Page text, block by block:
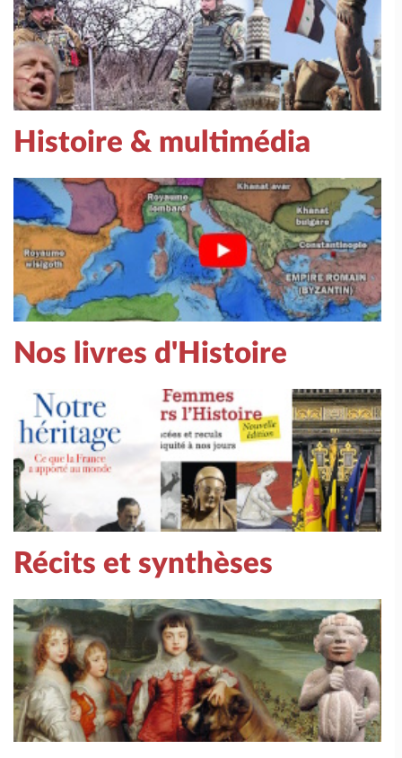
Histoire & multimédia
Nos livres d'Histoire
Récits et synthèses